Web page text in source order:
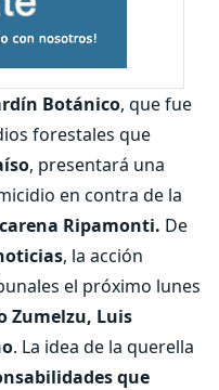
Botánico, que fue
forestales que
, presentará una
en contra de la
Ripamonti. De
, la acción
el próximo lunes
Zumelzu, Luis
. La idea de la querella
que